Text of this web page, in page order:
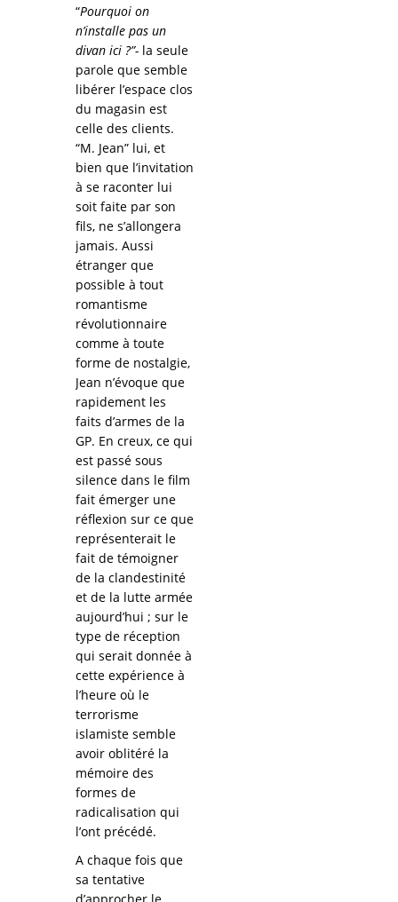
“Pourquoi on
n’installe pas un
divan ici ?”- la seule
parole que semble
libérer l’espace clos
du magasin est
celle des clients.
“M. Jean” lui, et
bien que l’invitation
à se raconter lui
soit faite par son
fils, ne s’allongera
jamais. Aussi
étranger que
possible à tout
romantisme
révolutionnaire
comme à toute
forme de nostalgie,
Jean n’évoque que
rapidement les
faits d’armes de la
GP. En creux, ce qui
est passé sous
silence dans le film
fait émerger une
réflexion sur ce que
représenterait le
fait de témoigner
de la clandestinité
et de la lutte armée
aujourd’hui ; sur le
type de réception
qui serait donnée à
cette expérience à
l’heure où le
terrorisme
islamiste semble
avoir oblitéré la
mémoire des
formes de
radicalisation qui
l’ont précédé.
A chaque fois que
sa tentative